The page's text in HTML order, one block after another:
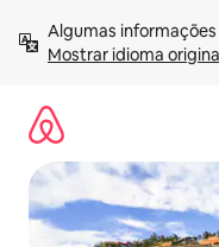
para
Mostrar idioma